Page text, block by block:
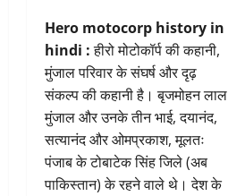
Hero motocorp history in
hindi :हीरो मोटोकॉर्प की कहानी,
मुंजाल परिवार के संघर्ष और दृढ़
संकल्प की कहानी है। बृजमोहन लाल
मुंजाल और उनके तीन भाई, दयानंद,
सत्यानंद और ओमप्रकाश, मूलतः
पंजाब के टोबाटेक सिंह जिले (अब
पाकिस्तान) के रहने वाले थे। देश के